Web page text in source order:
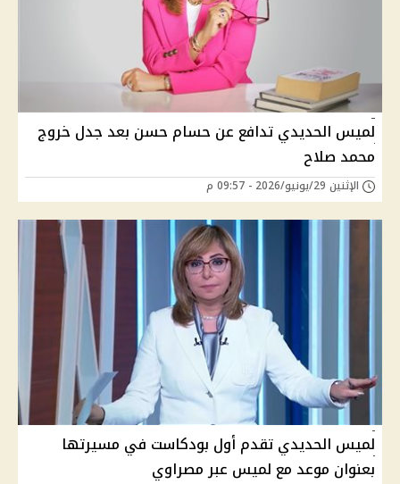
لميس الحديدي تدافع عن حسام حسن بعد جدل خروج
محمد صلاح
الإثنين 29/يونيو/2026 - 09:57 م
لميس الحديدي تقدم أول بودكاست في مسيرتها
بعنوان موعد مع لميس عبر مصراوي